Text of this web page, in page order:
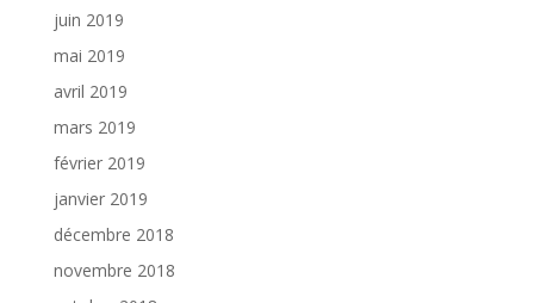
juin 2019
mai 2019
avril 2019
mars 2019
février 2019
janvier 2019
décembre 2018
novembre 2018